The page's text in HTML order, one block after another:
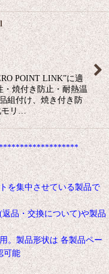
POINT LINK”に適
・焼付き防止・耐熱温
組付け、焼き付き防
モリ…
を集中させている製品で
品・交換について)や製品
。製品形状は 各製品ペー
可能